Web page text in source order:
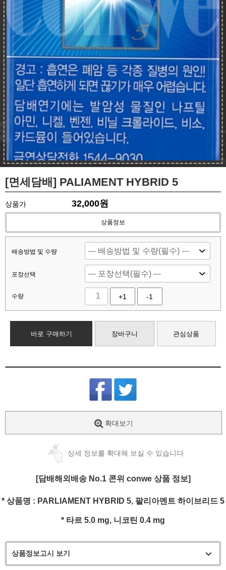
[면세담배] PALIAMENT HYBRID 5
상품가 32,000원
상품정보
배송방법 및 수량
포장선택
수량 +1 -1
바로 구매하기 장바구니 관심상품
확대보기
상세 정보를 확대해 보실 수 있습니다
[담배해외배송 No.1 콘위 conwe 상품 정보]
* 상품명 : PARLIAMENT HYBRID 5, 팔리아멘트 하이브리드 5
* 타르 5.0 mg, 니코틴 0.4 mg
상품정보고시 보기